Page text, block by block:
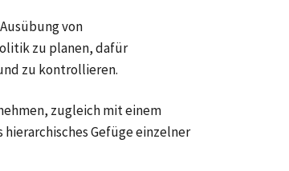
von
zu planen, dafür
zu kontrollieren.
zugleich mit einem
Gefüge einzelner